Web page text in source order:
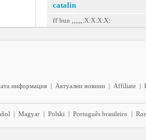
catalin
ff bun ,,,,,,:X:X:X:X:
информация | Актуални новини | Affiliate |
| Magyar | Polski | Português brasileiro |